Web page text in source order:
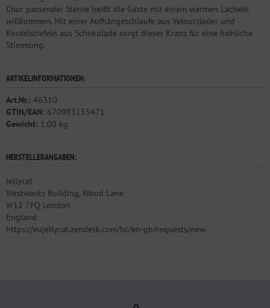
Chor passender Sterne heißt die Gäste mit einem warmen Lächeln
willkommen. Mit einer Aufhängeschlaufe aus Veloursleder und
Kordelstiefeln aus Schokolade sorgt dieser Kranz für eine fröhliche
Stimmung.
ARTIKELINFORMATIONEN:
Art.Nr.: 46310
GTIN/EAN: 670983155471
Gewicht: 1,00 kg
HERSTELLERANGABEN:
Jellycat
Westworks Building, Wood Lane
W12 7FQ London
England
https://eujellycat.zendesk.com/hc/en-gb/requests/new